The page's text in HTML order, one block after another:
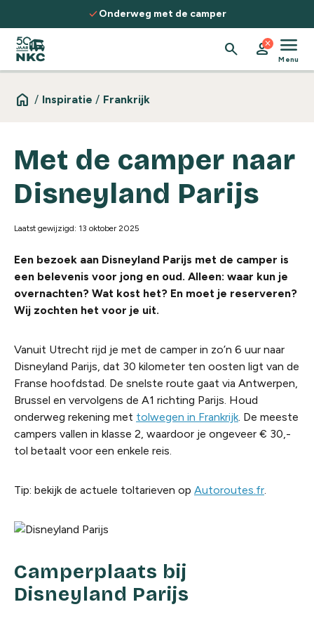
Spring naar de inhoud
checkOnderweg met de camper
search person
close menu
Menu
home / Inspiratie / Frankrijk
Met de camper naar
Disneyland Parijs
Laatst gewijzigd: 13 oktober 2025
Een bezoek aan Disneyland Parijs met de camper is
een belevenis voor jong en oud. Alleen: waar kun je
overnachten? Wat kost het? En moet je reserveren?
Wij zochten het voor je uit.
Vanuit Utrecht rijd je met de camper in zo’n 6 uur naar
Disneyland Parijs, dat 30 kilometer ten oosten ligt van de
Franse hoofdstad. De snelste route gaat via Antwerpen,
Brussel en vervolgens de A1 richting Parijs. Houd
onderweg rekening met tolwegen in Frankrijk. De meeste
campers vallen in klasse 2, waardoor je ongeveer € 30,-
tol betaalt voor een enkele reis.
Tip: bekijk de actuele toltarieven op Autoroutes.fr.
Camperplaats bij
Disneyland Parijs